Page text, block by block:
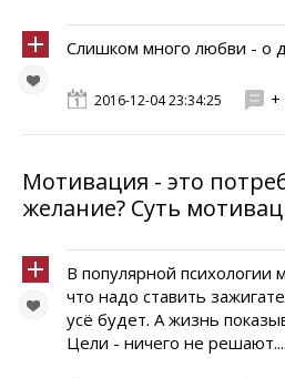
Слишком много любви - о
2016-12-04 23:34:25 +
Мотивация - это
желание? Суть
В популярной психологии
что надо ставить
усё будет. А жизнь
Цели - ничего не решают....